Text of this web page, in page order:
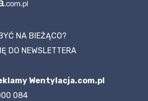
NA BIEŻĄCO?
DO NEWSLETTERA
Wentylacja.com.pl
084